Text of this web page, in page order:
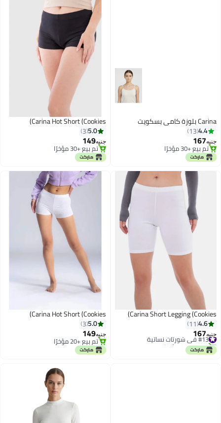
Carina بلوزة كامي بسكويت
4.4
13
جنيه167
تم بيع +30 مؤخرًا
تم بيع +30 مؤخرًا
Carina Hot Short (Cookies)
5.0
3
جنيه149
تم بيع +30 مؤخرًا
تم بيع +30 مؤخرًا
Carina Short Legging (Cookies)
4.6
11
جنيه167
#13 في شورتات نسائية
تم بيع +20 مؤخرًا
#13 في شورتات نسائية
Carina Hot Short (Cookies)
5.0
3
جنيه149
تم بيع +20 مؤخرًا
تم بيع +20 مؤخرًا